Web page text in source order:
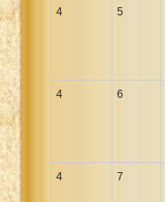
4 5
4 6
4 7